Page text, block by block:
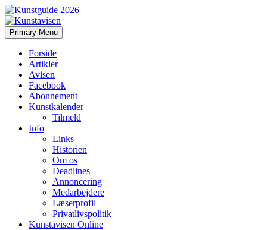
Kunstavisen
Search
Primary Menu Skip
to
Forside
Artikler
Avisen
Facebook
Abonnement
Kunstkalender
Tilmeld
Info
Links
Historien
Om os
Deadlines
Annoncering
Medarbejdere
Læserprofil
Privatlivspolitik
Kunstavisen Online